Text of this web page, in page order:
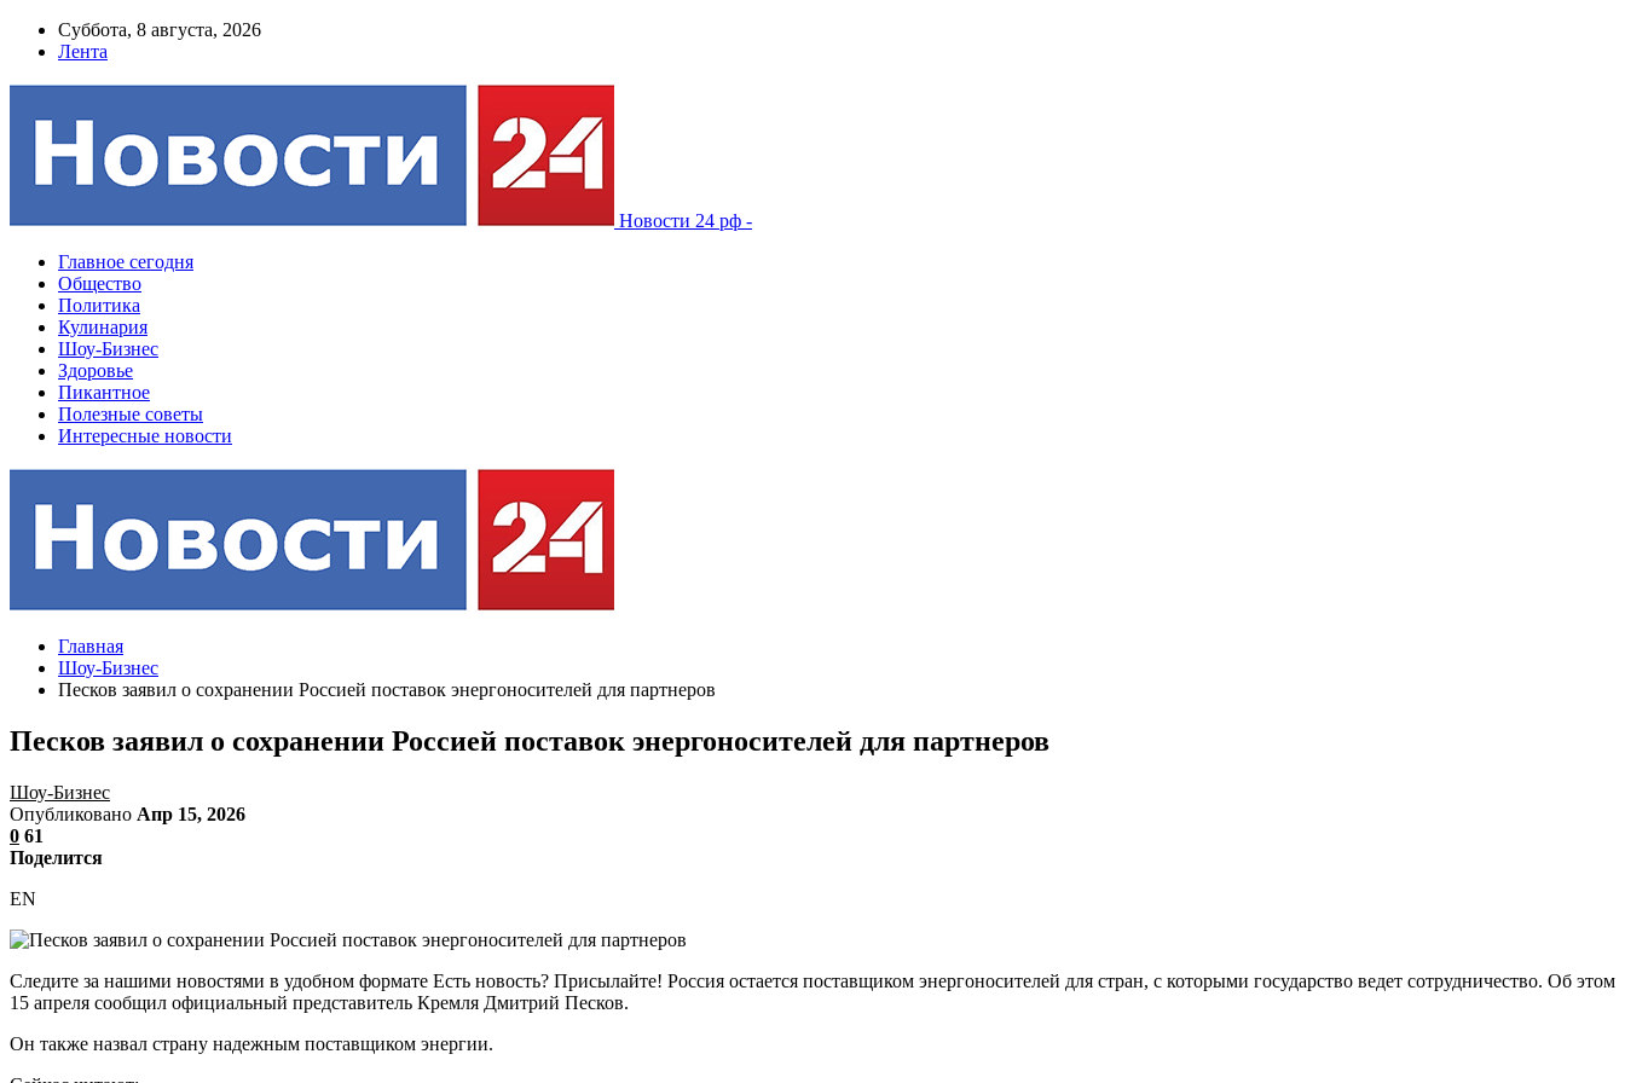
Суббота, 8 августа, 2026
Лента
Новости 24 рф -
Главное сегодня
Общество
Политика
Кулинария
Шоу-Бизнес
Здоровье
Пикантное
Полезные советы
Интересные новости
Главная
Шоу-Бизнес
Песков заявил о сохранении Россией поставок энергоносителей для партнеров
Песков заявил о сохранении Россией поставок энергоносителей для партнеров
Шоу-Бизнес
Опубликовано Апр 15, 2026
0 61
Поделится
EN
Следите за нашими новостями в удобном формате Есть новость? Присылайте! Россия остается поставщиком энергоносителей для стран, с которыми государство ведет сотрудничество. Об этом
15 апреля сообщил официальный представитель Кремля Дмитрий Песков.
Он также назвал страну надежным поставщиком энергии.